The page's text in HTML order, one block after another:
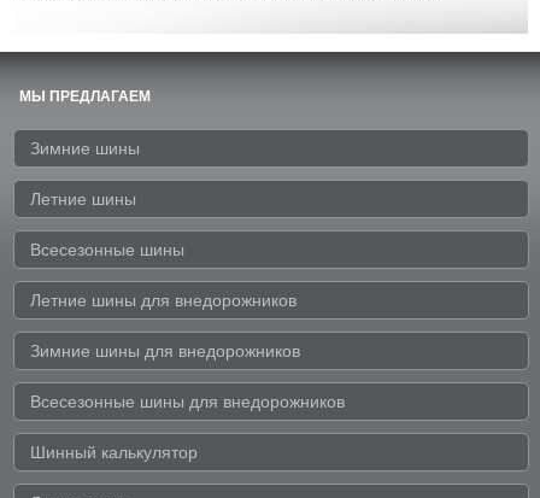
МЫ ПРЕДЛАГАЕМ
Зимние шины
Летние шины
Всесезонные шины
Летние шины для внедорожников
Зимние шины для внедорожников
Всесезонные шины для внедорожников
Шинный калькулятор